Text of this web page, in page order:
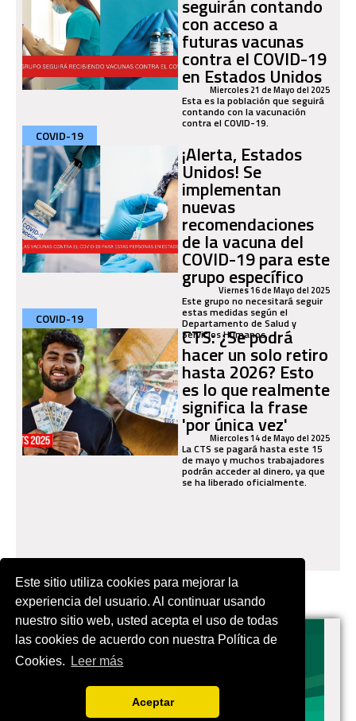
Este sitio utiliza cookies para mejorar la
experiencia del usuario. Al continuar usando
nuestro sitio web, usted acepta el uso de todas
las cookies de acuerdo con nuestra Política de
Cookies.
Leer más
Aceptar
seguirán contando
con acceso a
futuras vacunas
contra el COVID-19
en Estados Unidos
Miercoles 21 de Mayo del 2025
Esta es la población que seguirá
contando con la vacunación
contra el COVID-19.
COVID-19
¡Alerta, Estados
Unidos! Se
implementan
nuevas
recomendaciones
de la vacuna del
COVID-19 para este
grupo específico
Viernes 16 de Mayo del 2025
Este grupo no necesitará seguir
estas medidas según el
Departamento de Salud y
Servicios Humanos.
COVID-19
CTS: ¿Se podrá
hacer un solo retiro
hasta 2026? Esto
es lo que realmente
significa la frase
'por única vez'
Miercoles 14 de Mayo del 2025
La CTS se pagará hasta este 15
de mayo y muchos trabajadores
podrán acceder al dinero, ya que
se ha liberado oficialmente.